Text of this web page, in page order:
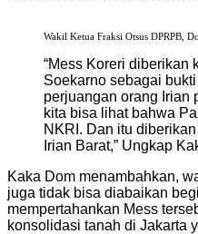
Wakil Ketua Fraksi Otsus DPRPB,
“Mess Koreri diberikan
Soekarno sebagai
perjuangan orang Irian
kita bisa lihat bahwa
NKRI. Dan itu
Irian Barat,” Ungkap
Kaka Dom menambahkan,
juga tidak bisa diabaikan
mempertahankan Mess
konsolidasi tanah di Jakarta